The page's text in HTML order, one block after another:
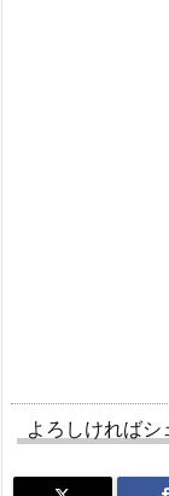
よろしければ